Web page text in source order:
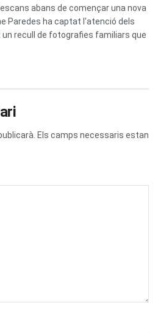
abans de començar una nova
Paredes ha captat l'atenció dels
recull de fotografies familiars que
Els camps necessaris estan